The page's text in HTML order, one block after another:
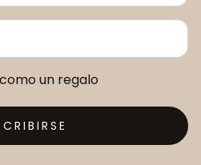
un regalo